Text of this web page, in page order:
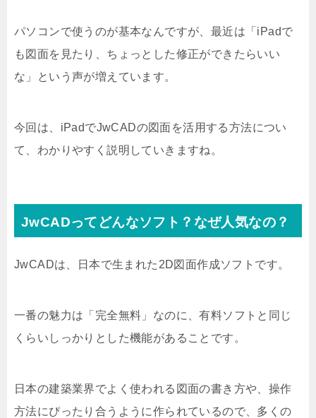
パソコンで使うのが基本なんですが、最近は「iPadで
も図面を見たり、ちょっとした修正ができたらいい
な」という声が増えています。
今回は、iPadでJwCADの図面を活用する方法につい
て、わかりやすく説明していきますね。
JwCADってどんなソフト？なぜ人気なの？
JwCADは、日本で生まれた2D図面作成ソフトです。
一番の魅力は「完全無料」なのに、有料ソフトと同じ
くらいしっかりとした機能があることです。
日本の建築業界でよく使われる図面の書き方や、操作
方法にぴったり合うように作られているので、多くの